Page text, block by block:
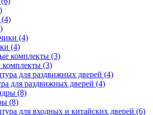
(4)
(3)
для раздвижных дверей (4)
(8)